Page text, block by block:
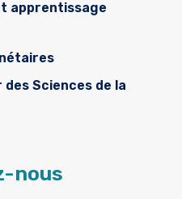
apprentissage
Sciences de la
nous